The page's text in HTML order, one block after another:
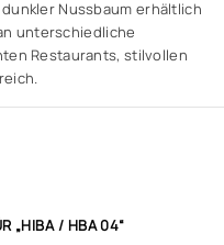
Nussbaum erhältlich
unterschiedliche
Restaurants, stilvollen
„HIBA / HBA 04“